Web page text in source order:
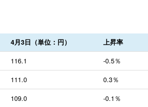
4月3日（単位：円） 上昇率
116.1
-0.5％
111.0
0.3％
109.0
-0.1％